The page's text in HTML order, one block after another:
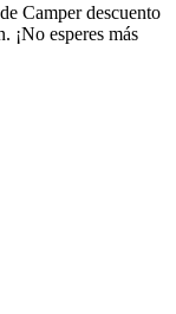
Camper descuento
¡No esperes más